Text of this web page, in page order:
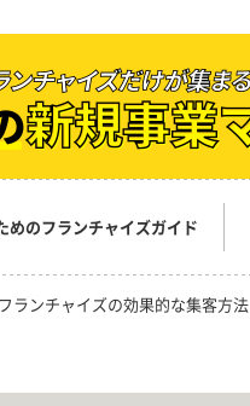
めのフランチャイズガイド
フランチャイズの効果的な集客方法